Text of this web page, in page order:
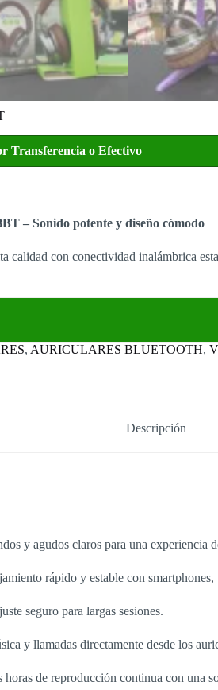
Transferencia o Efectivo
– Sonido potente y diseño cómodo
calidad con conectividad inalámbrica
, AURICULARES BLUETOOTH,
Descripción
y agudos claros para una experiencia
rápido y estable con
seguro para largas sesiones.
y llamadas directamente desde los
horas de reproducción continua con una